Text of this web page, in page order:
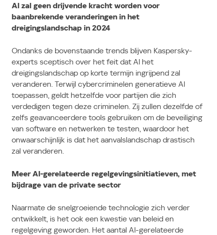
AI zal geen drijvende kracht worden voor
baanbrekende veranderingen in het
dreigingslandschap in 2024
Ondanks de bovenstaande trends blijven Kaspersky-
experts sceptisch over het feit dat AI het
dreigingslandschap op korte termijn ingrijpend zal
veranderen. Terwijl cybercriminelen generatieve AI
toepassen, geldt hetzelfde voor partijen die zich
verdedigen tegen deze criminelen. Zij zullen dezelfde of
zelfs geavanceerdere tools gebruiken om de beveiliging
van software en netwerken te testen, waardoor het
onwaarschijnlijk is dat het aanvalslandschap drastisch
zal veranderen.
Meer AI-gerelateerde regelgevingsinitiatieven, met
bijdrage van de private sector
Naarmate de snelgroeiende technologie zich verder
ontwikkelt, is het ook een kwestie van beleid en
regelgeving geworden. Het aantal AI-gerelateerde